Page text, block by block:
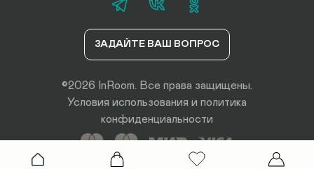
ЗАДАЙТЕ ВАШ ВОПРОС
©2026 InRoom. Все права защищены.
Условия использования и политика
конфиденциальности